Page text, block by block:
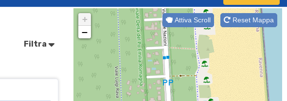
Filtra
Attiva Scroll Reset Mappa
+
−